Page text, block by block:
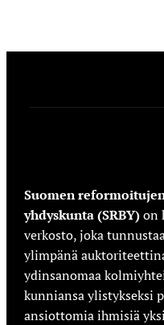
Suomen
yhdyskunta (SRBY)on
verkosto, joka
ylimpänä
ydinsanomaa
kunniansa ylistykseksi
ansiottomia ihmisiä